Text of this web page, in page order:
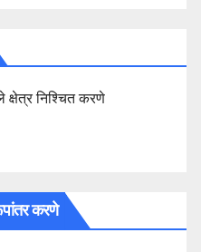
क्षेत्र निश्चित करणे
करणे